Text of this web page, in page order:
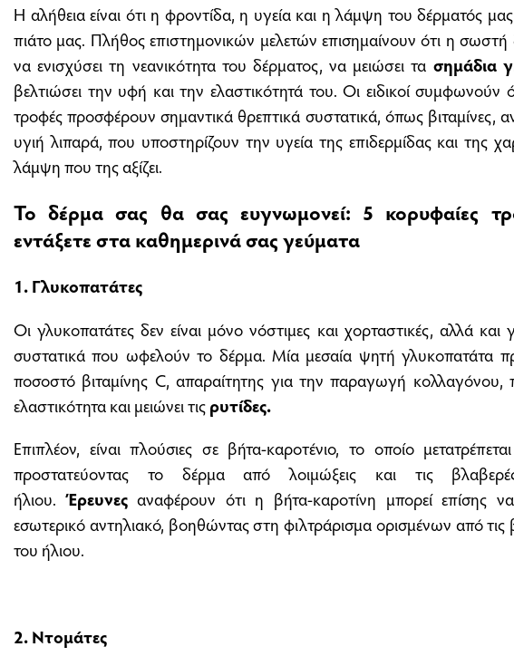
Η αλήθεια είναι ότι η φροντίδα, η υγεία και η λάμψη του δέρματός
πιάτο μας. Πλήθος επιστημονικών μελετών επισημαίνουν ότι η σωστή
να ενισχύσει τη νεανικότητα του δέρματος, να μειώσει τα σημάδια
βελτιώσει την υφή και την ελαστικότητά του. Οι ειδικοί συμφωνούν
τροφές προσφέρουν σημαντικά θρεπτικά συστατικά, όπως βιταμίνες,
υγιή λιπαρά, που υποστηρίζουν την υγεία της επιδερμίδας και της
λάμψη που της αξίζει.
Το δέρμα σας θα σας ευγνωμονεί: 5 κορυφαίες
εντάξετε στα καθημερινά σας γεύματα
1. Γλυκοπατάτες
Οι γλυκοπατάτες δεν είναι μόνο νόστιμες και χορταστικές, αλλά και
συστατικά που ωφελούν το δέρμα. Μία μεσαία ψητή γλυκοπατάτα
ποσοστό βιταμίνης C, απαραίτητης για την παραγωγή κολλαγόνου,
ελαστικότητα και μειώνει τιςρυτίδες.
Επιπλέον, είναι πλούσιες σε βήτα-καροτένιο, το οποίο
προστατεύοντας το δέρμα από λοιμώξεις και τις
ήλιου.Έρευνεςαναφέρουν ότι η βήτα-καροτίνη μπορεί επίσης να
εσωτερικό αντηλιακό, βοηθώντας στη φιλτράρισμα ορισμένων από τις
του ήλιου.
2. Ντομάτες